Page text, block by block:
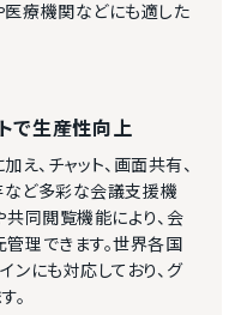
療機関などにも適した
で生産性向上
、チャット、画面共有、
など多彩な会議支援機
共同閲覧機能により、会
理できます。世界各国
にも対応しており、グ
。